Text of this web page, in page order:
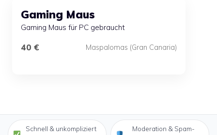
Gaming Maus
Gaming Maus für PC gebraucht
40 € Maspalomas (Gran Canaria)
Schnell & unkompliziert
Moderation & Spam-